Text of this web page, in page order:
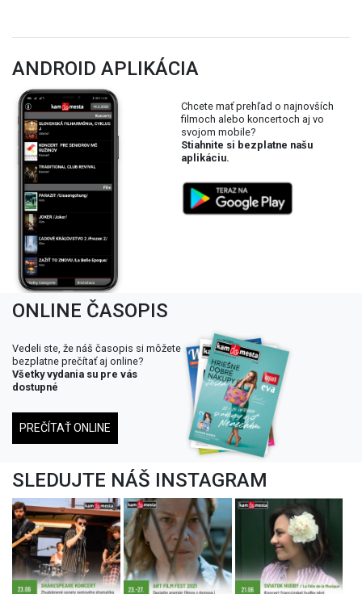
ANDROID APLIKÁCIA
Chcete mať prehľad o najnovších
filmoch alebo koncertoch aj vo
svojom mobile?
Stiahnite si bezplatne našu
aplikáciu.
ONLINE ČASOPIS
Vedeli ste, že náš časopis si môžete
bezplatne prečítať aj online?
Všetky vydania su pre vás
dostupné
PREČÍTAŤ ONLINE
SLEDUJTE NÁŠ INSTAGRAM